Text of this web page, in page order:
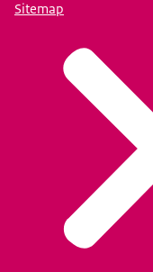
Sitemap